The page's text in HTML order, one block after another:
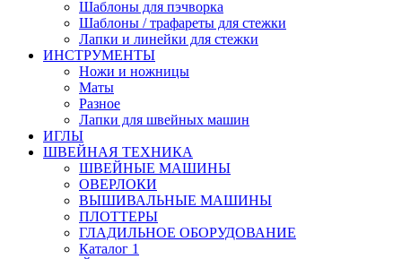
Шаблоны для пэчворка
Шаблоны / трафареты для стежки
Лапки и линейки для стежки
ИНСТРУМЕНТЫ
Ножи и ножницы
Маты
Разное
Лапки для швейных машин
ИГЛЫ
ШВЕЙНАЯ ТЕХНИКА
ШВЕЙНЫЕ МАШИНЫ
ОВЕРЛОКИ
ВЫШИВАЛЬНЫЕ МАШИНЫ
ПЛОТТЕРЫ
ГЛАДИЛЬНОЕ ОБОРУДОВАНИЕ
Каталог 1